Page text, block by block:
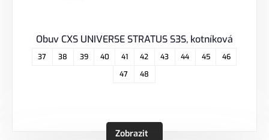
Obuv CXS UNIVERSE STRATUS S3S, kotníková
37 38 39 40 41 42 43 44 45
46
47
48
Zobrazit